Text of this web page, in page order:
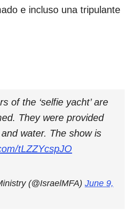
e incluso una tripulante
of the ‘selfie yacht’ are
They were provided
water. The show is
tLZZYcspJO
(@IsraelMFA) June 9,